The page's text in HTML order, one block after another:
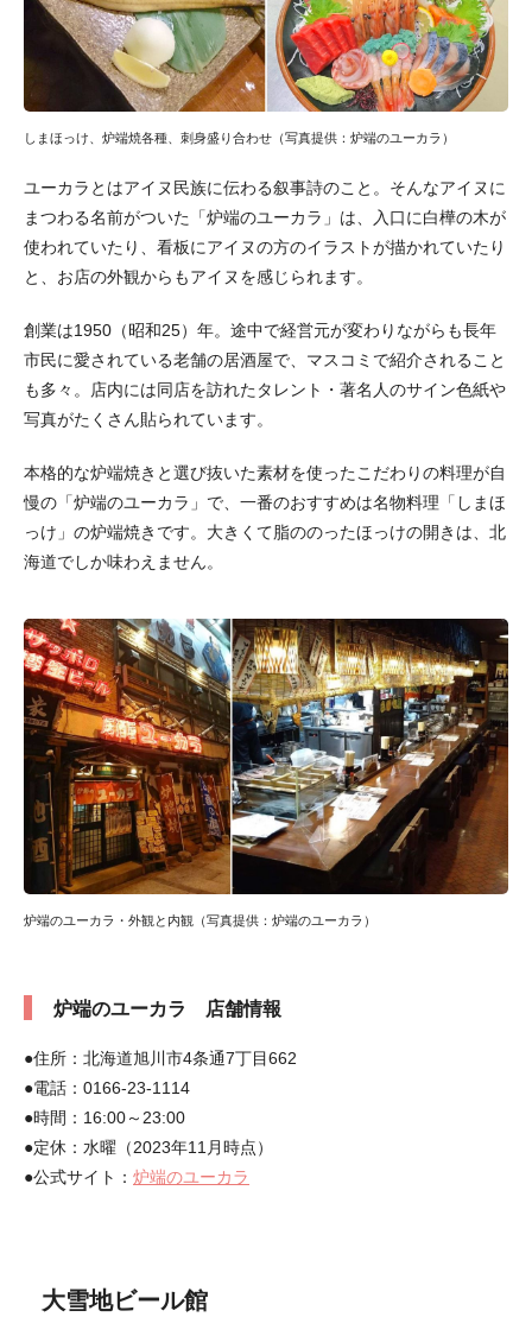
しまほっけ、炉端焼各種、刺身盛り合わせ（写真提供：炉端のユーカラ）
ユーカラとはアイヌ民族に伝わる叙事詩のこと。そんなアイヌに
まつわる名前がついた「炉端のユーカラ」は、入口に白樺の木が
使われていたり、看板にアイヌの方のイラストが描かれていたり
と、お店の外観からもアイヌを感じられます。
創業は1950（昭和25）年。途中で経営元が変わりながらも長年
市民に愛されている老舗の居酒屋で、マスコミで紹介されること
も多々。店内には同店を訪れたタレント・著名人のサイン色紙や
写真がたくさん貼られています。
本格的な炉端焼きと選び抜いた素材を使ったこだわりの料理が自
慢の「炉端のユーカラ」で、一番のおすすめは名物料理「しまほ
っけ」の炉端焼きです。大きくて脂ののったほっけの開きは、北
海道でしか味わえません。
炉端のユーカラ・外観と内観（写真提供：炉端のユーカラ）
炉端のユーカラ 店舗情報
●住所：北海道旭川市4条通7丁目662
●電話：0166-23-1114
●時間：16:00～23:00
●定休：水曜（2023年11月時点）
●公式サイト： 炉端のユーカラ
大雪地ビール館